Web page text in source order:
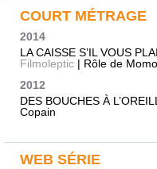
COURT MÉTRAGE
2014
LA CAISSE S’IL VOUS
Filmoleptic | Rôle de Momo
2012
DES BOUCHES À
Copain
WEB SÉRIE